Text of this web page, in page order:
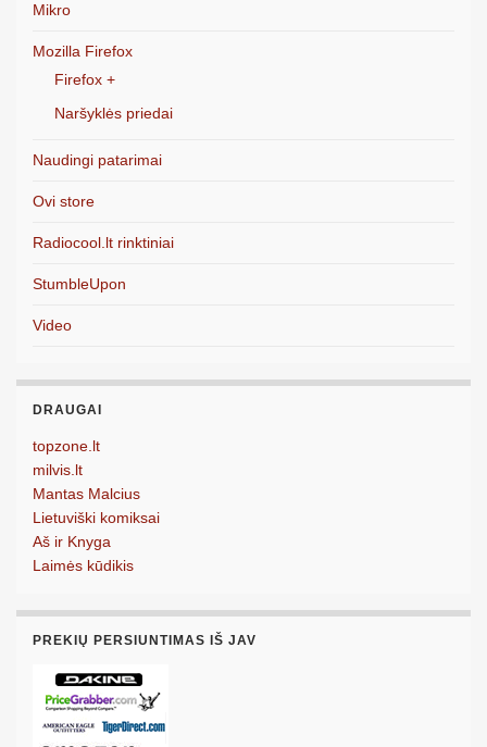
Mikro
Mozilla Firefox
Firefox +
Naršyklės priedai
Naudingi patarimai
Ovi store
Radiocool.lt rinktiniai
StumbleUpon
Video
DRAUGAI
topzone.lt
milvis.lt
Mantas Malcius
Lietuviški komiksai
Aš ir Knyga
Laimės kūdikis
PREKIŲ PERSIUNTIMAS IŠ JAV